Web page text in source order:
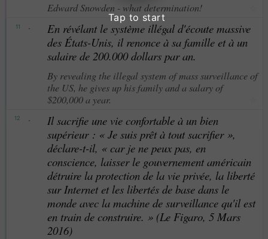
Tap to start
Edward Snowden - what determination!
11 ·
En révélant le système illégal d'écoute massive
des États-Unis, il renonce à sa famille et à un
salaire de 200.000 dollars par an.
By revealing the illegal system of mass surveillance of
the US, he gives up his family and a salary of
$200,000 a year.
12 ·
Il sacrifie une vie confortable à un bien
supérieur : « Je suis prêt à tout sacrifier »,
déclare-t-il, « car je ne peux pas, en
conscience, laisser le gouvernement américain
détruire la protection de la vie privée, la liberté
sur Internet et les libertés de base dans le
monde avec la machine de surveillance qu'il est
en train de construire. » (Le Figaro, 5 Mars
2016)